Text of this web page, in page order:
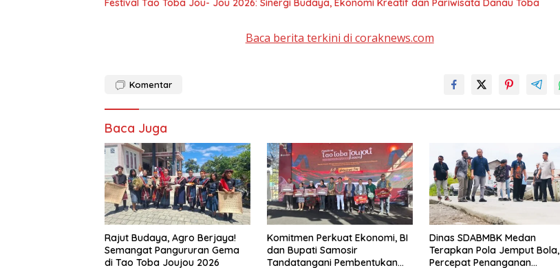
Festival Tao Toba Jou- Jou 2026: Sinergi Budaya, Ekonomi Kreatif dan Pariwisata Danau Toba
Baca berita terkini di coraknews.com
Komentar
Baca Juga
Rajut Budaya, Agro Berjaya!
Semangat Pangururan Gema
di Tao Toba Joujou 2026
Komitmen Perkuat Ekonomi, BI
dan Bupati Samosir
Tandatangani Pembentukan
Dinas SDABMBK Medan
Terapkan Pola Jemput Bola,
Percepat Penanganan